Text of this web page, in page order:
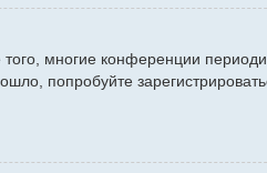
многие конференции
попробуйте